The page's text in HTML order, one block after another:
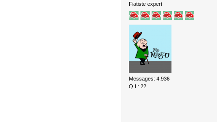
Fiatiste expert
Messages: 4.936
Q.I.: 22